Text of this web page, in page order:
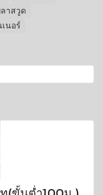
าสวูด
นอร์